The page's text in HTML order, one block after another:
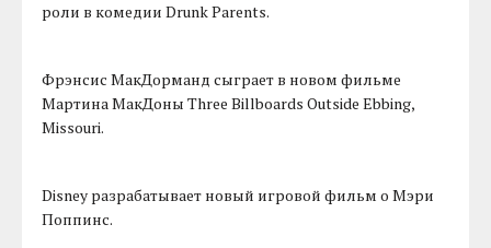
роли в комедии Drunk Parents.
Фрэнсис МакДорманд сыграет в новом фильме
Мартина МакДоны Three Billboards Outside Ebbing,
Missouri.
Disney разрабатывает новый игровой фильм о Мэри
Поппинс.